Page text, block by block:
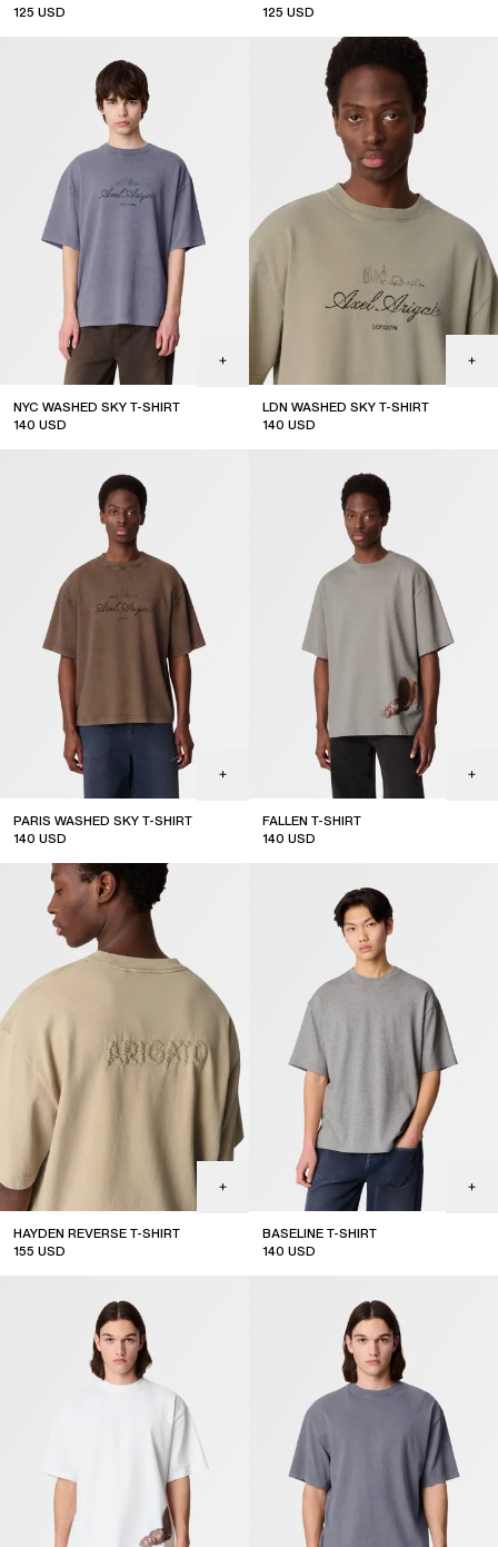
125 USD
125 USD
NYC WASHED SKY T-SHIRT
140 USD
LDN WASHED SKY T-SHIRT
140 USD
PARIS WASHED SKY T-SHIRT
140 USD
FALLEN T-SHIRT
140 USD
HAYDEN REVERSE T-SHIRT
155 USD
BASELINE T-SHIRT
140 USD